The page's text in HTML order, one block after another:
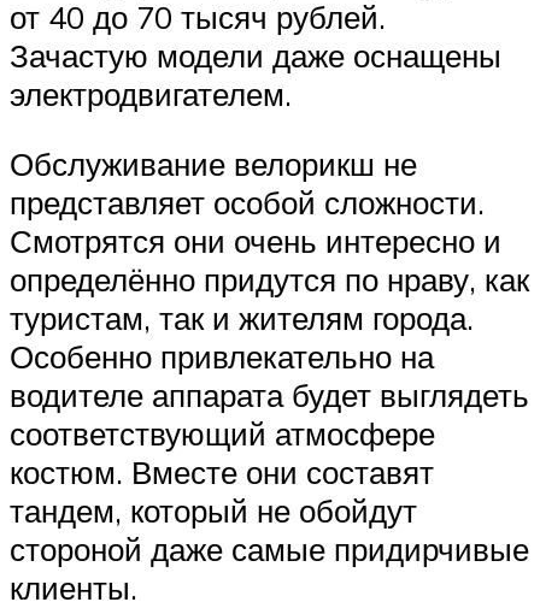
от 40 до 70 тысяч рублей.
Зачастую модели даже оснащены
электродвигателем.
Обслуживание велорикш не
представляет особой сложности.
Смотрятся они очень интересно и
определённо придутся по нраву, как
туристам, так и жителям города.
Особенно привлекательно на
водителе аппарата будет выглядеть
соответствующий атмосфере
костюм. Вместе они составят
тандем, который не обойдут
стороной даже самые придирчивые
клиенты.